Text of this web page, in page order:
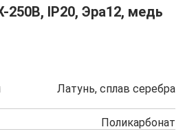
250В, IP20, Эра12, медь
Латунь, сплав серебра
Поликарбонат